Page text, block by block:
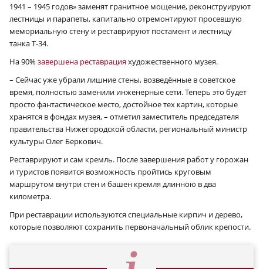
1941 – 1945 годов» заменят гранитное мощение, реконструируют
лестницы и парапеты, капитально отремонтируют просевшую
мемориальную стену и реставрируют постамент и лестницу
танка Т‑34.
На 90% завершена реставрацияхудожественного музея.
– Сейчас уже убрали лишние стены, возведённые в советское
время, полностью заменили инженерные сети. Теперь это будет
просто фантастическое место, достойное тех картин, которые
хранятся в фондах музея, – отметил заместитель председателя
правительства Нижегородской области, региональный министр
культуры Олег Беркович.
Реставрируют и сам кремль. После завершения работ у горожан
и туристов появится возможность пройтись круговым
маршрутом внутри стен и башен кремля длинною в два
километра.
При реставрации используются специальные кирпич и дерево,
которые позволяют сохранить первоначальный облик крепости.